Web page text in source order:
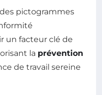
pictogrammes
un facteur clé de
la prévention
de travail sereine